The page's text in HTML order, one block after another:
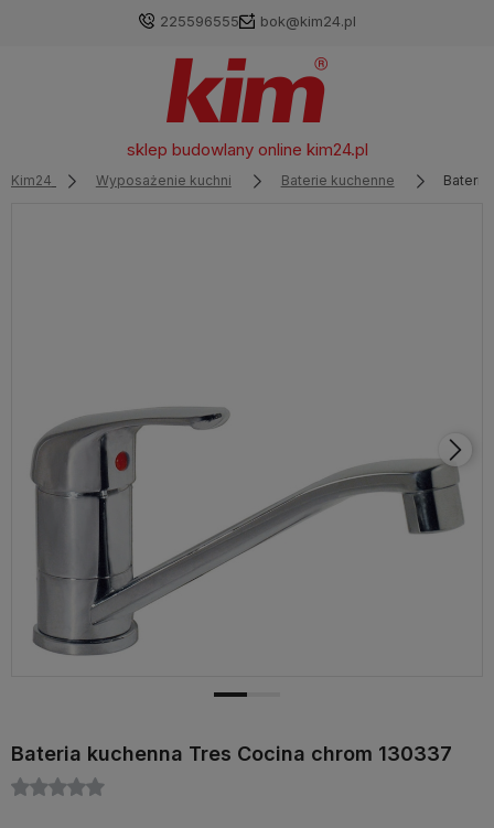
225596555 bok@kim24.pl
sklep budowlany online kim24.pl
Kim24 Wyposażenie kuchni Baterie kuchenne Bateria
Bateria kuchenna Tres Cocina chrom 130337